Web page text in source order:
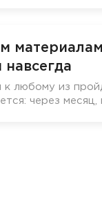
материалам
навсегда
к любому из
через месяц,